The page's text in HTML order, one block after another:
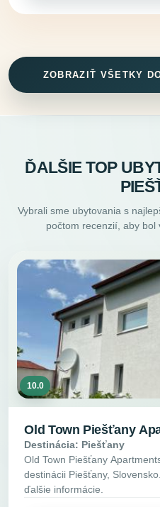
ZOBRAZIŤ VŠETKY
ĎALŠIE TOP
Vybrali sme ubytovania s
počtom recenzií, aby bol
10.0
Old Town Piešťany
Destinácia: Piešťany
Old Town Piešťany
destinácii Piešťany,
ďalšie informácie.